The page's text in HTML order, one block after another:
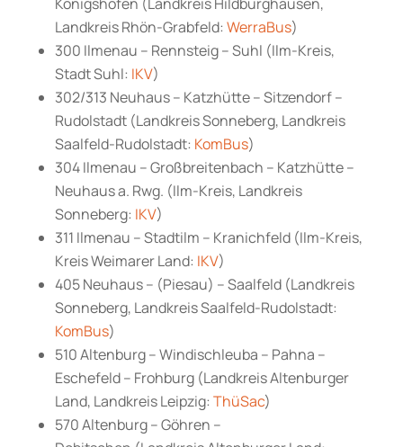
Königshofen (Landkreis Hildburghausen,
Landkreis Rhön-Grabfeld: WerraBus)
300 Ilmenau – Rennsteig – Suhl (Ilm-Kreis,
Stadt Suhl: IKV)
302/313 Neuhaus – Katzhütte – Sitzendorf –
Rudolstadt (Landkreis Sonneberg, Landkreis
Saalfeld-Rudolstadt: KomBus)
304 Ilmenau – Großbreitenbach – Katzhütte –
Neuhaus a. Rwg. (Ilm-Kreis, Landkreis
Sonneberg: IKV)
311 Ilmenau – Stadtilm – Kranichfeld (Ilm-Kreis,
Kreis Weimarer Land: IKV)
405 Neuhaus – (Piesau) – Saalfeld (Landkreis
Sonneberg, Landkreis Saalfeld-Rudolstadt:
KomBus)
510 Altenburg – Windischleuba – Pahna –
Eschefeld – Frohburg (Landkreis Altenburger
Land, Landkreis Leipzig: ThüSac)
570 Altenburg – Göhren –